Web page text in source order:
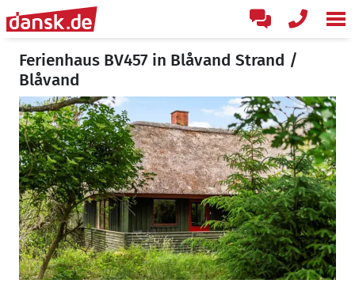
Ferienhaus BV457 in Blåvand Strand /
Blåvand